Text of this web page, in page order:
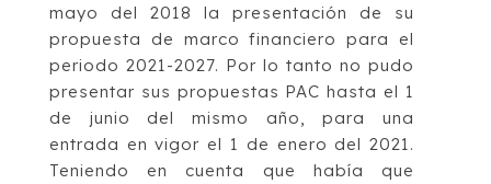
mayo del 2018 la presentación de su
propuesta de marco financiero para el
periodo 2021-2027. Por lo tanto no pudo
presentar sus propuestas PAC hasta el 1
de junio del mismo año, para una
entrada en vigor el 1 de enero del 2021.
Teniendo en cuenta que había que